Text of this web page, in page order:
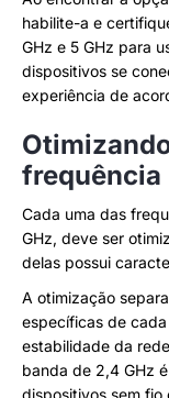
habilite-a e
GHz e 5 GHz para
dispositivos se
experiência de
frequência
Cada uma das
GHz, deve ser
delas possui
A otimização
específicas de
estabilidade da
banda de 2,4 GHz
dispositivos sem fio